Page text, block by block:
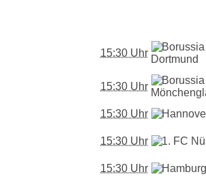
15:30 Uhr
15:30 Uhr
15:30 Uhr
15:30 Uhr
15:30 Uhr